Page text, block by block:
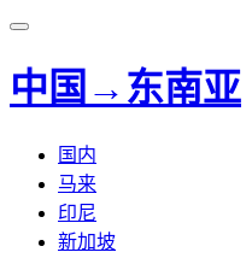
中国→东南亚
国内
马来
印尼
新加坡